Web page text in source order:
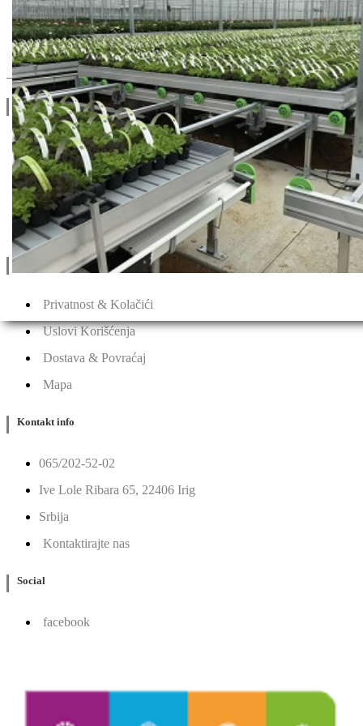
Srbija
Drugi Proizvodi od Srbija
Linkovi
O Nama
Katalozi
Blog
Projektovanje / Izgradnja
Informacije
Privatnost & Kolačići
Uslovi Korišćenja
Dostava & Povraćaj
Mapa
Kontakt info
065/202-52-02
Ive Lole Ribara 65, 22406 Irig
Srbija
Kontaktirajte nas
Social
facebook